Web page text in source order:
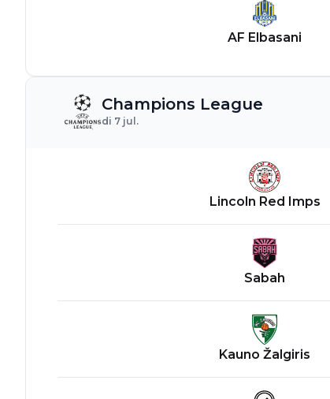
AF Elbasani
Champions League
di 7 jul.
Lincoln Red Imps
Sabah
Kauno Žalgiris